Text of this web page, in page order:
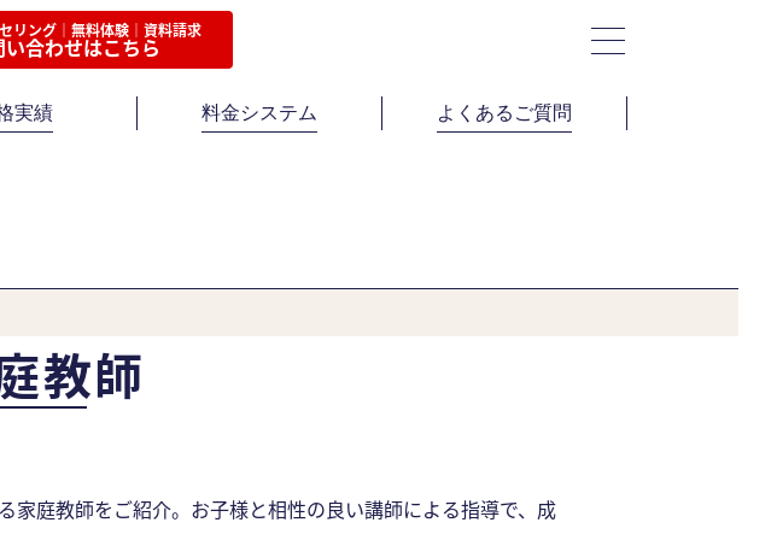
リング｜無料体験｜資料請求
い合わせはこちら
実績 料金システム よくあるご質問
教師
庭教師をご紹介。お子様と相性の良い講師による指導で、成